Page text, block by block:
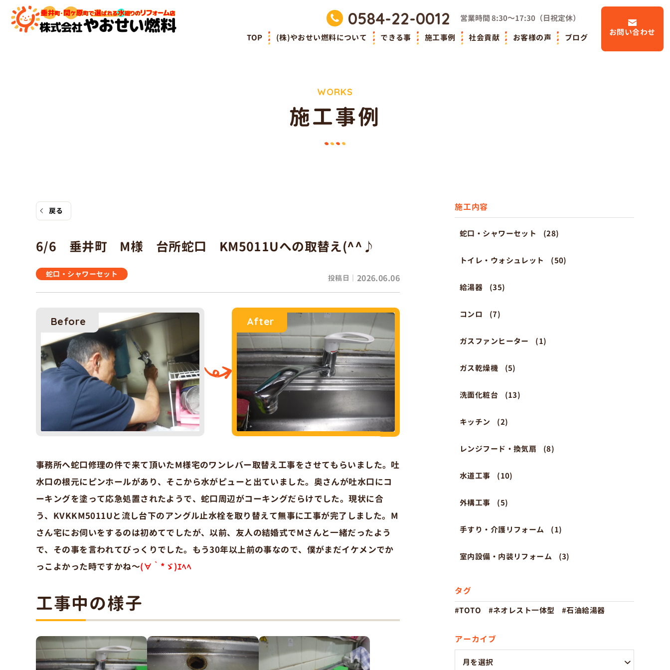
TOP (株)やおせい燃料について できる事 施工事例 社会貢献 お客様の声 ブログ
お問い合わせ
0584-22-0012 営業時間8:30～17:30 （日祝定休）
WORKS
施工事例
戻る
6/6 垂井町 M様 台所蛇口 KM5011Uへの取替え(^^♪
蛇口・シャワーセット 投稿日｜ 2026.06.06
Before After
事務所へ蛇口修理の件で来て頂いたM様宅のワンレバー取替え工事をさせてもらいました。吐
水口の根元にピンホールがあり、そこから水がピューと出ていました。奥さんが吐水口にコ
ーキングを塗って応急処置されたようで、蛇口周辺がコーキングだらけでした。現状に合
う、KVKKM5011Uと流し台下のアングル止水栓を取り替えて無事に工事が完了しました。M
さん宅にお伺いをするのは初めてでしたが、以前、友人の結婚式でMさんと一緒だったよう
で、その事を言われてびっくりでした。もう30年以上前の事なので、僕がまだイケメンでか
っこよかった時ですかね～(∀｀*ゞ)ｴﾍﾍ
工事中の様子
施工内容
蛇口・シャワーセット (28)
トイレ・ウォシュレット (50)
給湯器 (35)
コンロ (7)
ガスファンヒーター (1)
ガス乾燥機 (5)
洗面化粧台 (13)
キッチン (2)
レンジフード・換気扇 (8)
水道工事 (10)
外構工事 (5)
手すり・介護リフォーム (1)
室内設備・内装リフォーム (3)
タグ
TOTO ネオレスト一体型 石油給湯器
アーカイブ